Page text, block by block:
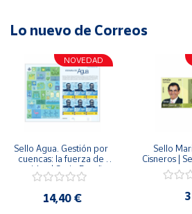
Lo nuevo de Correos
NOVEDAD
Sello Agua. Gestión por
cuencas: la fuerza de
una idea.| Serie España
ES| Pliego Premium
14,40 €
Sello
Cisneros |